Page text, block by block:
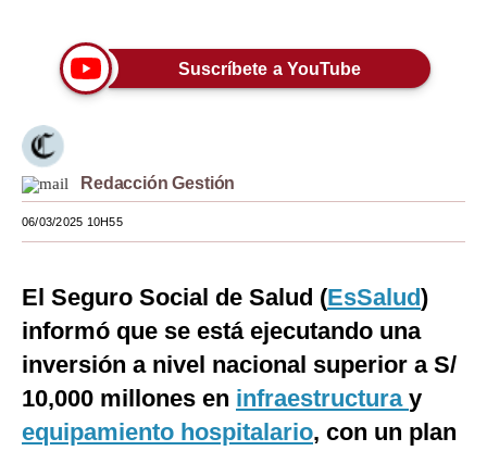
Lujo
Viajes
Moda
Estilos
Mundo
México
España
Internacional
Tecnología
Suscríbete a YouTube
Redacción Gestión
06/03/2025 10H55
El Seguro Social de Salud (EsSalud)
informó que se está ejecutando una
inversión a nivel nacional superior a S/
10,000 millones en infraestructura y
equipamiento hospitalario, con un plan